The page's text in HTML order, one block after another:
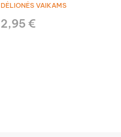
DĖLIONĖS VAIKAMS
2,95 €